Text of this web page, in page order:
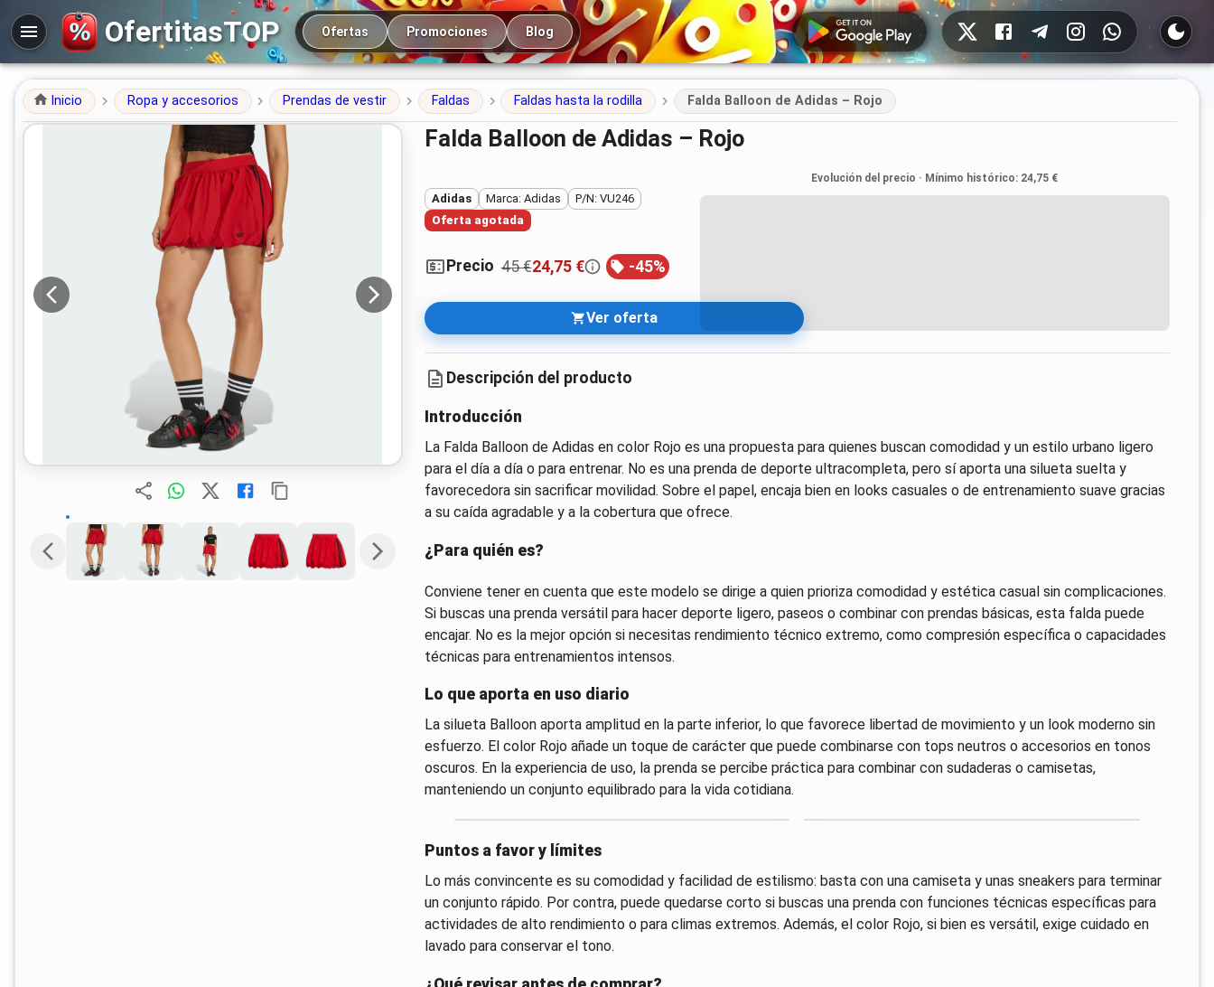
OfertitasTOP Navegación principal
Ofertas Promociones Blog
Redes sociales
Inicio Ropa y accesorios Prendas de vestir Faldas Faldas hasta la rodilla Falda Balloon de Adidas – Rojo
Falda Balloon de Adidas – Rojo
Adidas Marca: Adidas
P/N: VU246
Oferta agotada
Precio 45 €24,75 € -45%
Ver oferta
Evolución del precio · Mínimo histórico: 24,75 €
Descripción del producto
Introducción
La Falda Balloon de Adidas en color Rojo es una propuesta para quienes buscan comodidad y un estilo urbano ligero
para el día a día o para entrenar. No es una prenda de deporte ultracompleta, pero sí aporta una silueta suelta y
favorecedora sin sacrificar movilidad. Sobre el papel, encaja bien en looks casuales o de entrenamiento suave gracias
a su caída agradable y a la cobertura que ofrece.
¿Para quién es?
Conviene tener en cuenta que este modelo se dirige a quien prioriza comodidad y estética casual sin complicaciones.
Si buscas una prenda versátil para hacer deporte ligero, paseos o combinar con prendas básicas, esta falda puede
encajar. No es la mejor opción si necesitas rendimiento técnico extremo, como compresión específica o capacidades
técnicas para entrenamientos intensos.
Lo que aporta en uso diario
La silueta Balloon aporta amplitud en la parte inferior, lo que favorece libertad de movimiento y un look moderno sin
esfuerzo. El color Rojo añade un toque de carácter que puede combinarse con tops neutros o accesorios en tonos
oscuros. En la experiencia de uso, la prenda se percibe práctica para combinar con sudaderas o camisetas,
manteniendo un conjunto equilibrado para la vida cotidiana.
Puntos a favor y límites
Lo más convincente es su comodidad y facilidad de estilismo: basta con una camiseta y unas sneakers para terminar
un conjunto rápido. Por contra, puede quedarse corto si buscas una prenda con funciones técnicas específicas para
actividades de alto rendimiento o para climas extremos. Además, el color Rojo, si bien es versátil, exige cuidado en
lavado para conservar el tono.